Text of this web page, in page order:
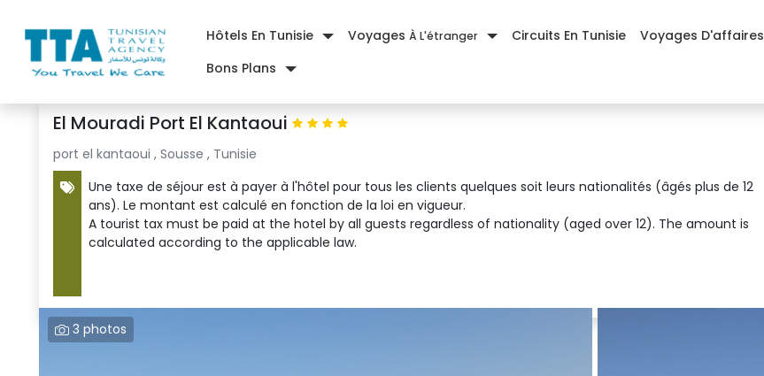
Hôtels En Tunisie Voyages À L'étranger Circuits En Tunisie Voyages D'affaires
Bons Plans
Accueil | Hôtels Sousse El Mouradi Port El Kantaoui
El Mouradi Port El Kantaoui
port el kantaoui , Sousse , Tunisie
Une taxe de séjour est à payer à l'hôtel pour tous les clients quelques soit leurs nationalités (âgés plus de 12
ans). Le montant est calculé en fonction de la loi en vigueur.
A tourist tax must be paid at the hotel by all guests regardless of nationality (aged over 12). The amount is
calculated according to the applicable law.
3 photos